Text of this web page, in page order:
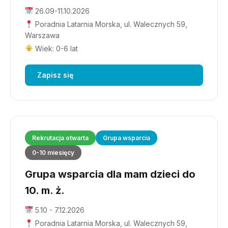
26.09-11.10.2026
Poradnia Latarnia Morska, ul. Walecznych 59,
Warszawa
Wiek: 0-6 lat
Zapisz się
Rekrutacja otwarta
Grupa wsparcia
0-10 miesięcy
Grupa wsparcia dla mam dzieci do
10. m. ż.
5.10 - 7.12.2026
Poradnia Latarnia Morska, ul. Walecznych 59,